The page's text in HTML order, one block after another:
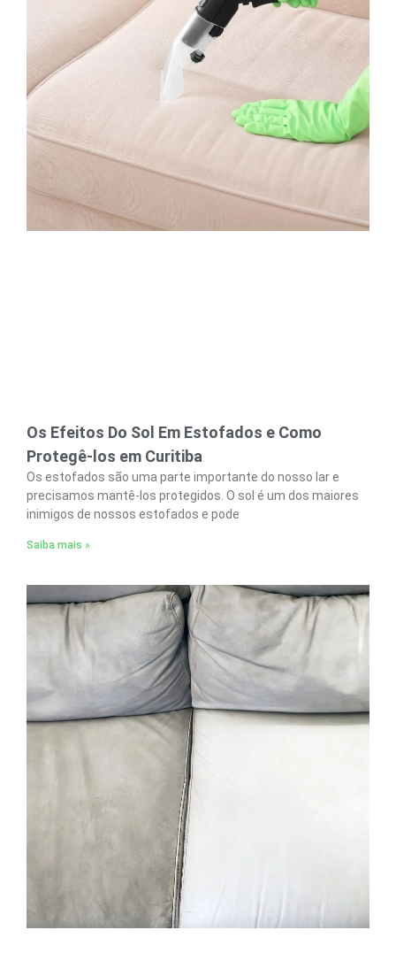
Os Efeitos Do Sol Em Estofados e Como
Protegê-los em Curitiba
Os estofados são uma parte importante do nosso lar e
precisamos mantê-los protegidos. O sol é um dos maiores
inimigos de nossos estofados e pode
Saiba mais »